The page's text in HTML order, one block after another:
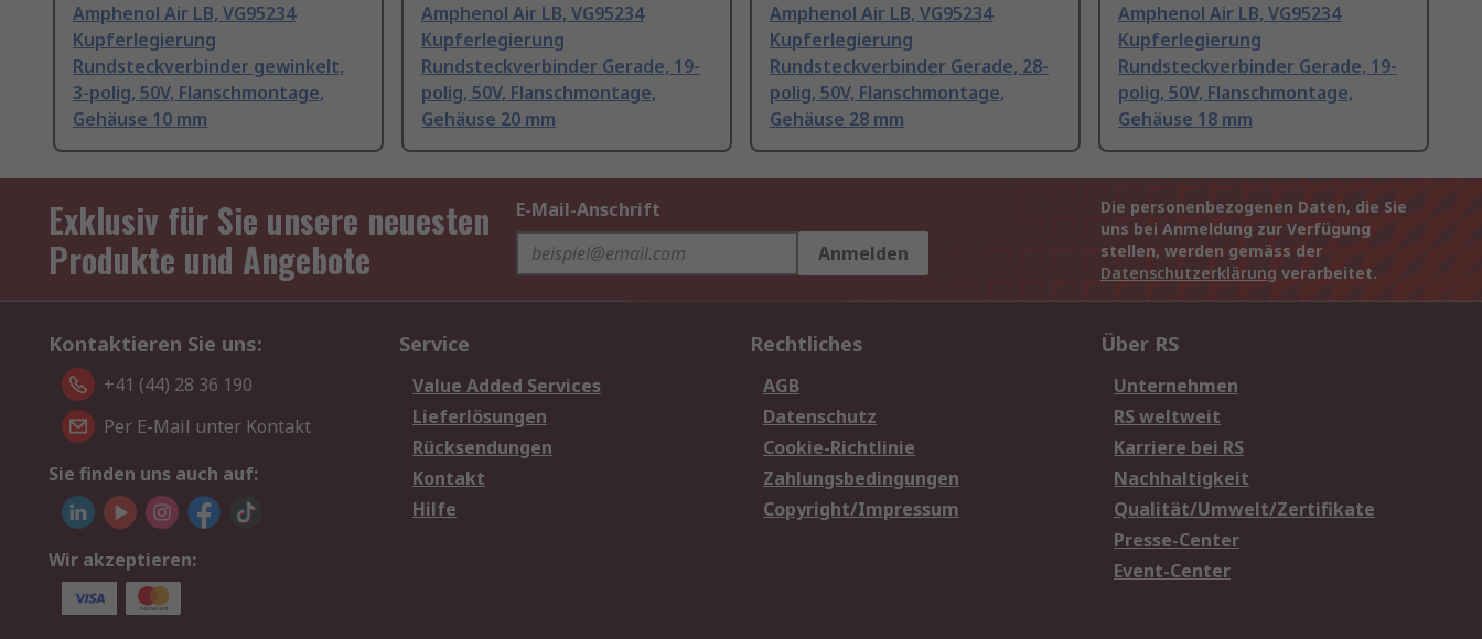
Amphenol Air LB, VG95234
Kupferlegierung
Rundsteckverbinder gewinkelt,
3-polig, 50V, Flanschmontage,
Gehäuse 10 mm
Amphenol Air LB, VG95234
Kupferlegierung
Rundsteckverbinder Gerade, 19-
polig, 50V, Flanschmontage,
Gehäuse 20 mm
Amphenol Air LB, VG95234
Kupferlegierung
Rundsteckverbinder Gerade, 28-
polig, 50V, Flanschmontage,
Gehäuse 28 mm
Amphenol Air LB, VG95234
Kupferlegierung
Rundsteckverbinder Gerade, 19-
polig, 50V, Flanschmontage,
Gehäuse 18 mm
Exklusiv für Sie unsere neuesten
Produkte und Angebote
E-Mail-Anschrift
Anmelden
Die personenbezogenen Daten, die Sie
uns bei Anmeldung zur Verfügung
stellen, werden gemäss der
Datenschutzerklärung verarbeitet.
Kontaktieren Sie uns:
+41 (44) 28 36 190
Per E-Mail unter Kontakt
Sie finden uns auch auf:
Wir akzeptieren:
Service
Value Added Services
Lieferlösungen
Rücksendungen
Kontakt
Hilfe
Rechtliches
AGB
Datenschutz
Cookie-Richtlinie
Zahlungsbedingungen
Copyright/Impressum
Über RS
Unternehmen
RS weltweit
Karriere bei RS
Nachhaltigkeit
Qualität/Umwelt/Zertifikate
Presse-Center
Event-Center